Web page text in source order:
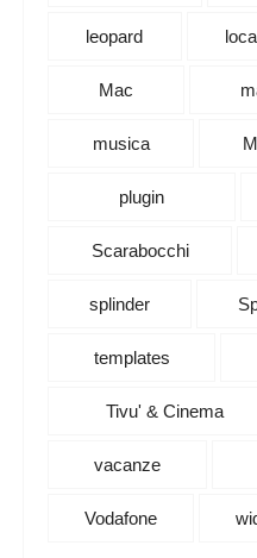
leopard
Mac
musica
plugin
Scarabocchi
splinder
templates
Tivu' & Cinema
vacanze
Vodafone